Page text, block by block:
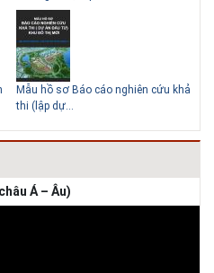
Giải pháp xử lý thấm chân
tường
Mẫu hồ sơ Báo cáo nghiên cứu khả
thi (lập dự...
Á – Âu)